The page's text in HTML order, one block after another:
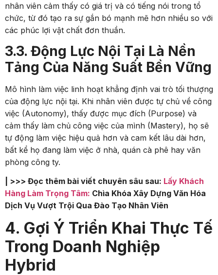
nhân viên cảm thấy có giá trị và có tiếng nói trong tổ
chức, từ đó tạo ra sự gắn bó mạnh mẽ hơn nhiều so với
các phúc lợi vật chất đơn thuần.
3.3. Động Lực Nội Tại Là Nền
Tảng Của Năng Suất Bền Vững
Mô hình làm việc linh hoạt khẳng định vai trò tối thượng
của động lực nội tại. Khi nhân viên được tự chủ về công
việc (Autonomy), thấy được mục đích (Purpose) và
cảm thấy làm chủ công việc của mình (Mastery), họ sẽ
tự động làm việc hiệu quả hơn và cam kết lâu dài hơn,
bất kể họ đang làm việc ở nhà, quán cà phê hay văn
phòng công ty.
| >>> Đọc thêm bài viết chuyên sâu sau: Lấy Khách
Hàng Làm Trọng Tâm: Chìa Khóa Xây Dựng Văn Hóa
Dịch Vụ Vượt Trội Qua Đào Tạo Nhân Viên
4. Gợi Ý Triển Khai Thực Tế
Trong Doanh Nghiệp
Hybrid